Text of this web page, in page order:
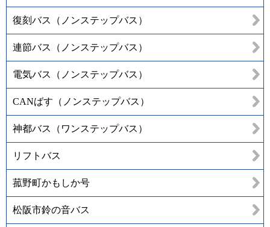
復刻バス（ノンステップバス）
連節バス（ノンステップバス）
電気バス（ノンステップバス）
CANばす（ノンステップバス）
神都バス（ワンステップバス）
リフトバス
菰野町かもしか号
松阪市鈴の音バス